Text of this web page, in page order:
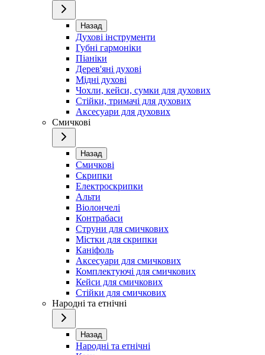
Назад
Духові інструменти
Губні гармоніки
Піаніки
Дерев'яні духові
Мідні духові
Чохли, кейси, сумки для духових
Стійки, тримачі для духових
Аксесуари для духових
Смичкові
Назад
Смичкові
Скрипки
Електроскрипки
Альти
Віолончелі
Контрабаси
Струни для смичкових
Містки для скрипки
Каніфоль
Аксесуари для смичкових
Комплектуючі для смичкових
Кейси для смичкових
Стійки для смичкових
Народні та етнічні
Назад
Народні та етнічні